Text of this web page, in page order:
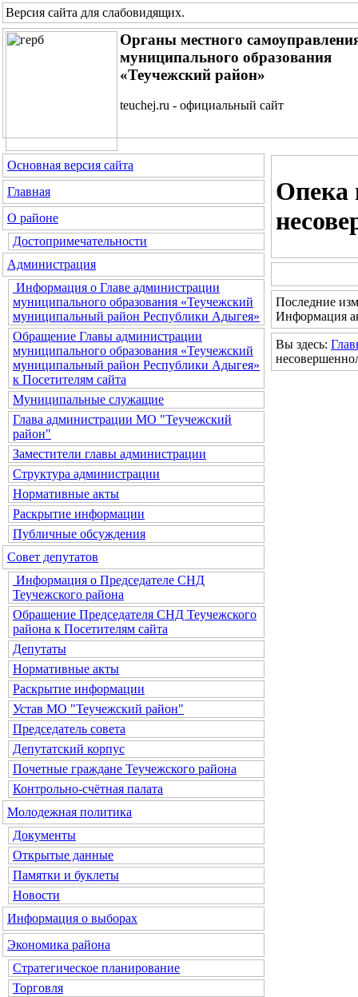
Версия сайта для слабовидящих.
Органы местного
муниципального образования
«Теучежский район»
teuchej.ru - официальный сайт
Основная версия сайта
Главная
О районе
Достопримечательности
Администрация
Информация о Главе администрации
муниципального образования «Теучежский
муниципальный район Республики Адыгея»
Обращение Главы администрации
муниципального образования «Теучежский
муниципальный район Республики Адыгея»
к Посетителям сайта
Муниципальные служащие
Глава администрации МО "Теучежский
район"
Заместители главы администрации
Структура администрации
Нормативные акты
Раскрытие информации
Публичные обсуждения
Совет депутатов
Информация о Председателе СНД
Теучежского района
Обращение Председателя СНД Теучежского
района к Посетителям сайта
Депутаты
Нормативные акты
Раскрытие информации
Устав МО "Теучежский район"
Председатель совета
Депутатский корпус
Почетные граждане Теучежского района
Контрольно-счётная палата
Молодежная политика
Документы
Открытые данные
Памятки и буклеты
Новости
Информация о выборах
Экономика района
Стратегическое планирование
Торговля
Опека
Последние
Информация
Вы здесь: